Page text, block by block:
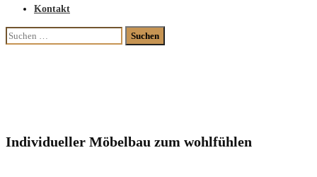
Kontakt
Suchen
nach:
Individueller Möbelbau zum wohlfühlen